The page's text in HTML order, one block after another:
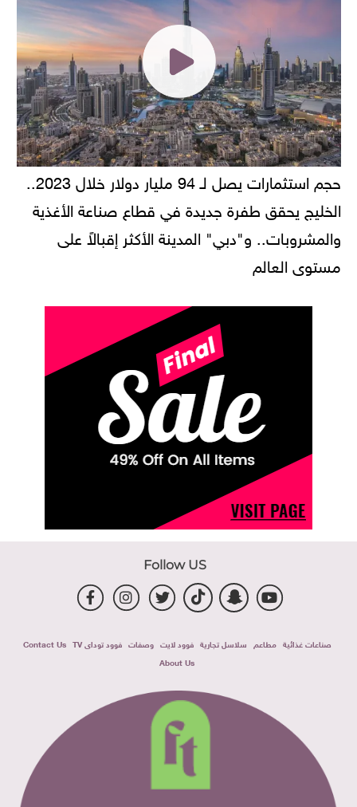
حجم استثمارات يصل لـ 94 مليار دولار خلال 2023..
الخليج يحقق طفرة جديدة في قطاع صناعة الأغذية
والمشروبات.. و"دبي" المدينة الأكثر إقبالاً على
مستوى العالم
Follow US
صناعات غذائية مطاعم سلاسل تجارية فوود لايت وصفات فوود توداى TV
Contact Us
About Us